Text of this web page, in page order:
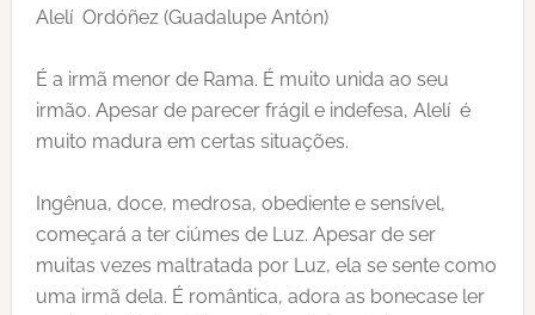
Alelí Ordóñez (Guadalupe Antón)
É a irmã menor de Rama. É muito unida ao seu
irmão. Apesar de parecer frágil e indefesa, Alelí é
muito madura em certas situações.
Ingênua, doce, medrosa, obediente e sensível,
começará a ter ciúmes de Luz. Apesar de ser
muitas vezes maltratada por Luz, ela se sente como
uma irmã dela. É romântica, adora as bonecase ler